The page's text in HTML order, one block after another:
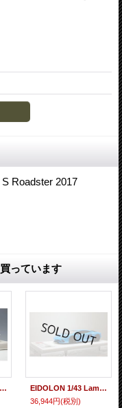
Roadster 2017
っています
EIDOLON 1/18 Lamborghini Aventador S Roadster 2017 Balloon White Limited 50 pcs.
EIDOLON 1/43 Lamborghini Aventador S 2017 Azzurro Pearl Limited 22pcs.
36,944円(税別)